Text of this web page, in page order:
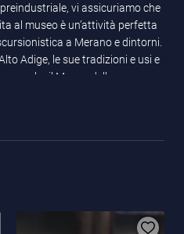
vi assicuriamo che
al museo è un’attività perfetta
a Merano e dintorni.
Adige, le sue tradizioni e usi e
anche il Museo della